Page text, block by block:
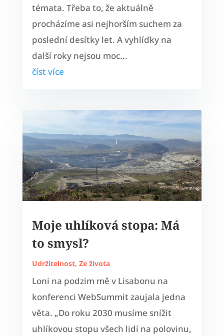
témata. Třeba to, že aktuálně
procházíme asi nejhorším suchem za
poslední desítky let. A vyhlídky na
další roky nejsou moc...
číst více
Moje uhlíková stopa: Má
to smysl?
Udržitelnost, Ze života
Loni na podzim mě v Lisabonu na
konferenci WebSummit zaujala jedna
věta. „Do roku 2030 musíme snížit
uhlíkovou stopu všech lidí na polovinu,